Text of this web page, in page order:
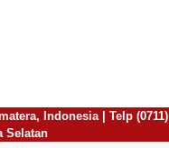
Indonesia | Telp (0711)
Selatan